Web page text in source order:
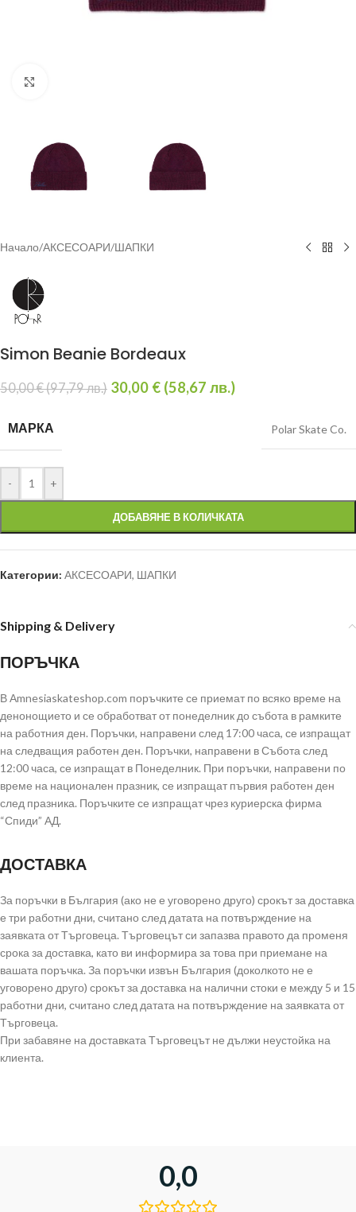
Начало/АКСЕСОАРИ/ШАПКИ
Simon Beanie Bordeaux
50,00€(97,79лв.) 30,00 € (58,67 лв.)
МАРКА Polar Skate Co.
- +
ДОБАВЯНЕ В КОЛИЧКАТА
Категории: АКСЕСОАРИ, ШАПКИ
Shipping & Delivery
ПОРЪЧКА
В Аmnesiaskateshop.com поръчките се приемат по всяко време на
денонощието и се обработват от понеделник до събота в рамките
на работния ден. Поръчки, направени след 17:00 часа, се изпращат
на следващия работен ден. Поръчки, направени в Събота след
12:00 часа, се изпращат в Понеделник. При поръчки, направени по
време на национален празник, се изпращат първия работен ден
след празника. Поръчките се изпращат чрез куриерска фирма
“Спиди” АД.
ДОСТАВКА
За поръчки в България (ако не е уговорено друго) срокът за доставка
е три работни дни, считано след датата на потвърждение на
заявката от Търговеца. Търговецът си запазва правото да променя
срока за доставка, като ви информира за това при приемане на
вашата поръчка. За поръчки извън България (доколкото не е
уговорено друго) срокът за доставка на налични стоки е между 5 и 15
работни дни, считано след датата на потвърждение на заявката от
Търговеца.
При забавяне на доставката Търговецът не дължи неустойка на
клиента.
0,0